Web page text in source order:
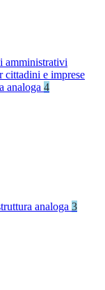
amministrativi
cittadini e imprese
analoga 4
analoga 3